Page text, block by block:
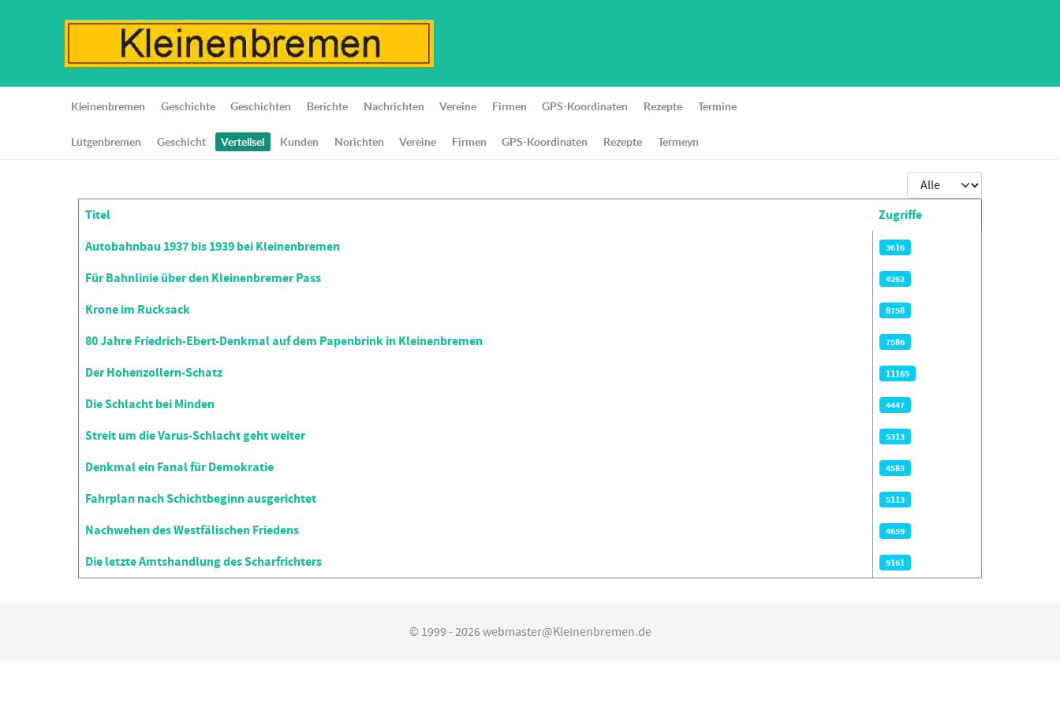
Kleinenbremen Geschichte Geschichten Berichte Nachrichten Vereine Firmen GPS-Koordinaten Rezepte Termine
Lütgenbremen Geschicht Vertellsel Kunden Norichten Vereine Firmen GPS-Koordinaten Rezepte Termeyn
Anzeige #
Beiträge
Titel Zugriffe
Autobahnbau 1937 bis 1939 bei Kleinenbremen 3616
Für Bahnlinie über den Kleinenbremer Pass 4262
Krone im Rucksack 8758
80 Jahre Friedrich-Ebert-Denkmal auf dem Papenbrink in Kleinenbremen 7586
Der Hohenzollern-Schatz 11165
Die Schlacht bei Minden 4447
Streit um die Varus-Schlacht geht weiter 5313
Denkmal ein Fanal für Demokratie 4583
Fahrplan nach Schichtbeginn ausgerichtet 5113
Nachwehen des Westfälischen Friedens 4659
Die letzte Amtshandlung des Scharfrichters 9161
© 1999 - 2026 webmaster@Kleinenbremen.de